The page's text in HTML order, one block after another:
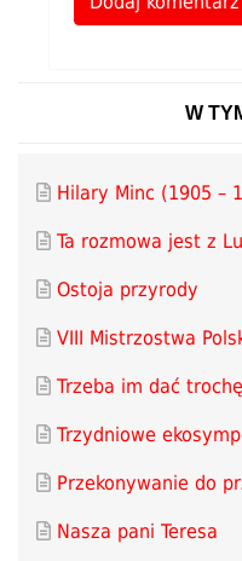
W
Hilary Minc (1905 –
Ta rozmowa jest z
Ostoja przyrody
VIII Mistrzostwa
Trzeba im dać
Trzydniowe
Przekonywanie do
Nasza pani Teresa